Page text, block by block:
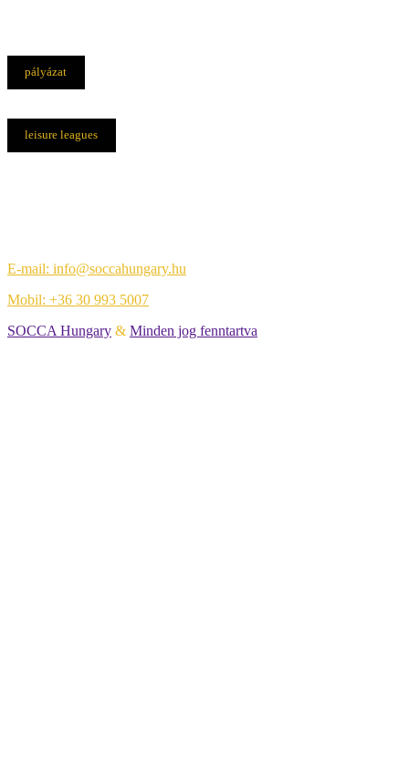
pályázat
leisure leagues
E-mail: info@soccahungary.hu
Mobil: +36 30 993 5007
SOCCA Hungary & Minden jog fenntartva